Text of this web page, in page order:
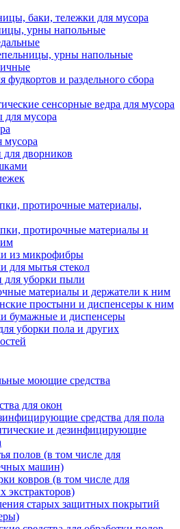
баки, тележки для мусора
урны напольные
урны напольные
фудкортов и раздельного сбора
сенсорные ведра для мусора
для мусора
мусора
дворников
протирочные материалы,
протирочные материалы и
из микрофибры
для мытья стекол
для уборки пыли
материалы и держатели к ним
простыни и диспенсеры к ним
бумажные и диспенсеры
уборки пола и других
моющие средства
для окон
средства для пола
и дезинфицирующие
полов (в том числе для
машин)
ковров (в том числе для
экстракторов)
старых защитных покрытий